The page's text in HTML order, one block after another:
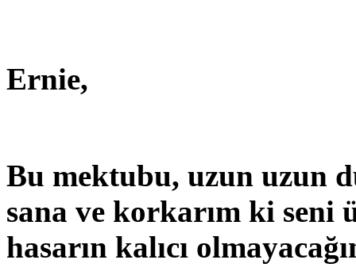
Ernie,
Bu mektubu, uzun uzun
sana ve korkarım ki seni
hasarın kalıcı